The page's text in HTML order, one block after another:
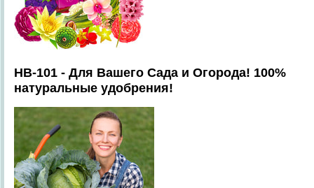
HB-101 - Для Вашего Сада и Огорода! 100%
натуральные удобрения!